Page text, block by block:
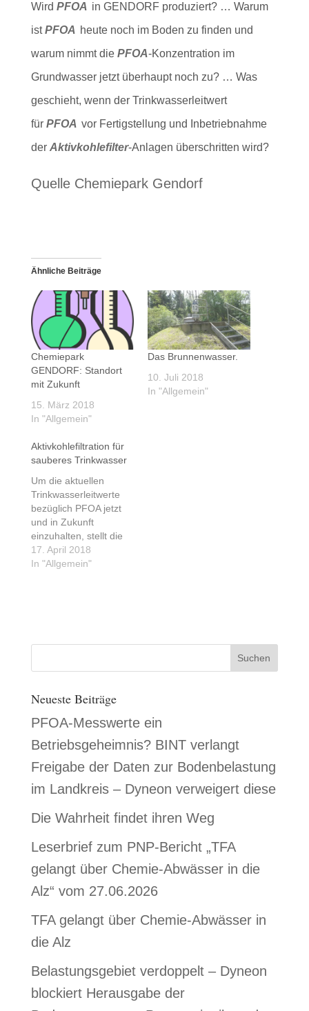
Wird PFOA in GENDORF produziert? … Warum
istPFOA heute noch im Boden zu finden und
warum nimmt die PFOA-Konzentration im
Grundwasser jetzt überhaupt noch zu? … Was
geschieht, wenn der Trinkwasserleitwert
für PFOA vor Fertigstellung und Inbetriebnahme
der Aktivkohlefilter-Anlagen überschritten wird?
Quelle Chemiepark Gendorf
Ähnliche Beiträge
Chemiepark
GENDORF: Standort
mit Zukunft
15. März 2018
In "Allgemein"
Das Brunnenwasser.
10. Juli 2018
In "Allgemein"
Aktivkohlefiltration für
sauberes Trinkwasser
Um die aktuellen
Trinkwasserleitwerte
bezüglich PFOA jetzt
und in Zukunft
einzuhalten, stellt die
Aktivkohlefiltration für
die Brunnen im
Nachbarn/PFOA/Aktivk
0bacee1859b245f3b94
Quellle Gendorf
17. April 2018
In "Allgemein"
Neueste Beiträge
PFOA-Messwerte ein
Betriebsgeheimnis? BINT verlangt
Freigabe der Daten zur Bodenbelastung
im Landkreis – Dyneon verweigert diese
Die Wahrheit findet ihren Weg
Leserbrief zum PNP-Bericht „TFA
gelangt über Chemie-Abwässer in die
Alz“ vom 27.06.2026
TFA gelangt über Chemie-Abwässer in
die Alz
Belastungsgebiet verdoppelt – Dyneon
blockiert Herausgabe der